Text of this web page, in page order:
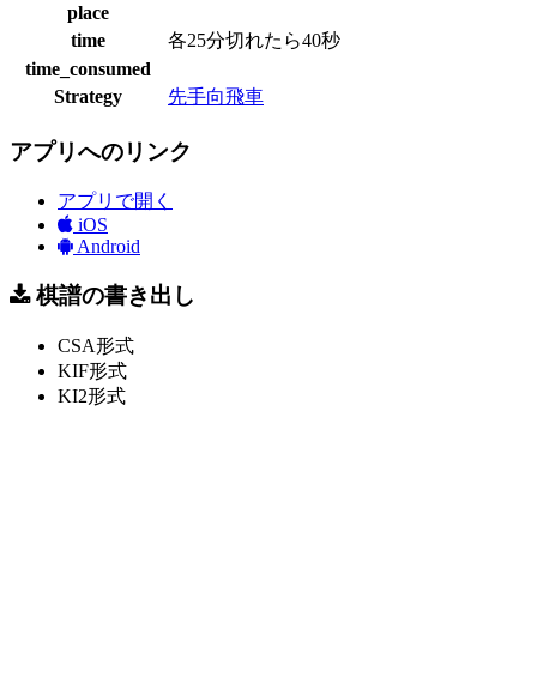
place
time
各25分切れたら40秒
time_consumed
Strategy
先手向飛車
アプリへのリンク
アプリで開く
iOS
Android
棋譜の書き出し
CSA形式
KIF形式
KI2形式